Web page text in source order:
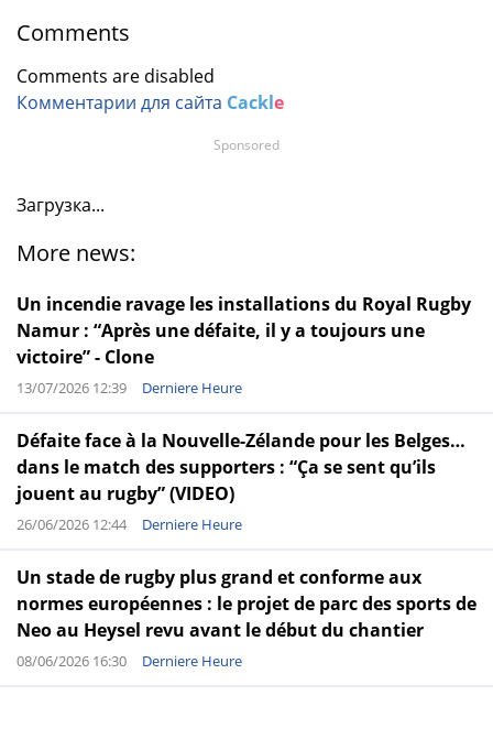
Comments
Comments are disabled
Комментарии для сайта Cackle
Загрузка...
More news:
Un incendie ravage les installations du Royal Rugby
Namur : “Après une défaite, il y a toujours une
victoire” - Clone
13/07/2026 12:39 Derniere Heure
Défaite face à la Nouvelle-Zélande pour les Belges…
dans le match des supporters : “Ça se sent qu’ils
jouent au rugby” (VIDEO)
26/06/2026 12:44 Derniere Heure
Un stade de rugby plus grand et conforme aux
normes européennes : le projet de parc des sports de
Neo au Heysel revu avant le début du chantier
08/06/2026 16:30 Derniere Heure
Sponsored